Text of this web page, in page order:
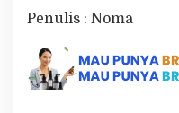
Penulis : Noma